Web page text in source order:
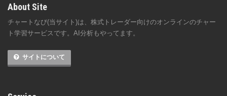
About Site
チャートなび(当サイト)は、株式トレーダー向けのオンラインのチャー
ト学習サービスです。AI分析もやってます。
サイトについて